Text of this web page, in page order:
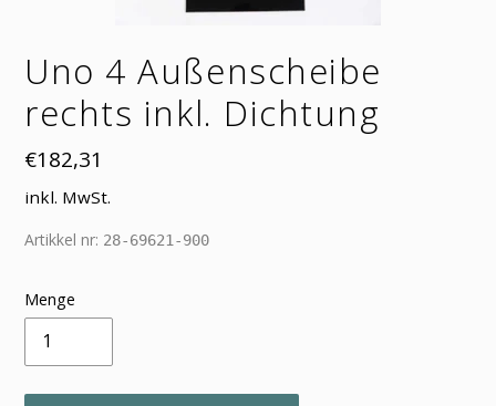
Uno 4 Außenscheibe
rechts inkl. Dichtung
Normaler
Preis
€182,31
inkl. MwSt.
Artikkel nr: 28-69621-900
Menge